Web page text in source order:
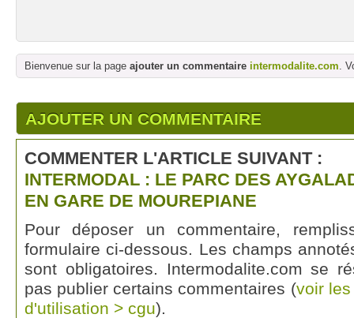
Bienvenue sur la page ajouter un commentaire intermodalite.com.
AJOUTER UN COMMENTAIRE
COMMENTER L'ARTICLE SUIVANT :
INTERMODAL : LE PARC DES
EN GARE DE MOUREPIANE
Pour déposer un commentaire,
formulaire ci-dessous. Les champs
sont obligatoires. Intermodalite.com se
pas publier certains commentaires (voir
d'utilisation > cgu).